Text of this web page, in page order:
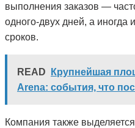
выполнения заказов —
одного-двух дней, а
сроков.
READ
Крупнейшая
Arena: события, что
Компания также выделяется